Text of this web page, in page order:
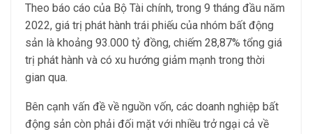
Theo báo cáo của Bộ Tài chính, trong 9 tháng đầu năm
2022, giá trị phát hành trái phiếu của nhóm bất động
sản là khoảng 93.000 tỷ đồng, chiếm 28,87% tổng giá
trị phát hành và có xu hướng giảm mạnh trong thời
gian qua.
Bên cạnh vấn đề về nguồn vốn, các doanh nghiệp bất
động sản còn phải đối mặt với nhiều trở ngại cả về